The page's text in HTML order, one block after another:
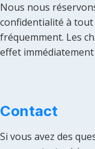
Nous nous
confidentialité à
fréquemment. Les
effet
Contact
Si vous avez des